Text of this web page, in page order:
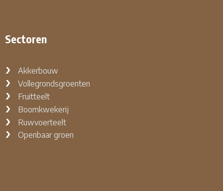
Sectoren
Akkerbouw
Vollegrondsgroenten
Fruitteelt
Boomkwekerij
Ruwvoerteelt
Openbaar groen